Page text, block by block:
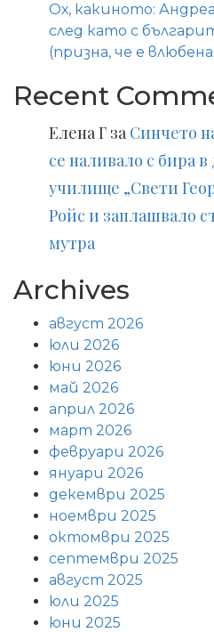
Ох, какиното:
след като с
(призна, че е
Recent
Елена Г за Синчето
се наливало с бира
училище „Свети
Ройс и заплашвало
мутра
Archives
август 2026
юли 2026
юни 2026
май 2026
април 2026
март 2026
февруари 2026
януари 2026
декември 2025
ноември 2025
октомври 2025
септември 2025
август 2025
юли 2025
юни 2025